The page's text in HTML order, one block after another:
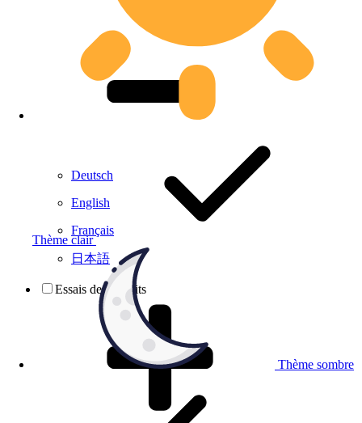
Thème clair
Thème sombre
Deutsch
English
Français
日本語
Essais de produits